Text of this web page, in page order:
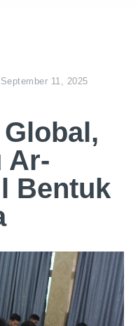
September 11, 2025
Ar-
Bentuk